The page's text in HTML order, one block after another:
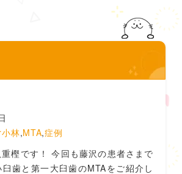
林,MTA,症例
樫です！ 今回も藤沢の患者さまで
歯と第一大臼歯のMTAをご紹介し